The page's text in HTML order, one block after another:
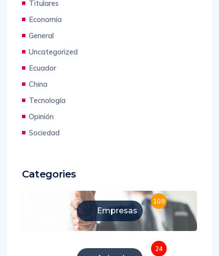
Titulares
Economía
General
Uncategorized
Ecuador
China
Tecnología
Opinión
Sociedad
Categories
Empresas
109
24